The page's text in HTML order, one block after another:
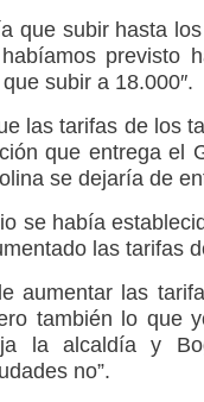
que subir hasta
previsto
subir a 18.000″.
las tarifas de los
que entrega el
se dejaría de
se había
las tarifas
aumentar las
también lo que
la alcaldía y
no”.